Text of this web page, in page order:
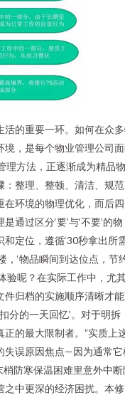
活的重要一环。如何在众
境，是每个物业管理公司
理方法，正逐渐成为精品
整理、整顿、清洁、规
在环境的物理优化，而后
通过区分‘要’与‘不要’的物
定位，遵循‘30秒拿出所
，‘物品瞬间到达位点，节
验呢？在实际工作中，尤
件归档的实施顺序清晰才
分的一天回忆’。对于明拆
的最大限制者。”实质上
失误原因焦点—因为通常它
防寒保温困难里意外中断
之中更深的经济困扰。本